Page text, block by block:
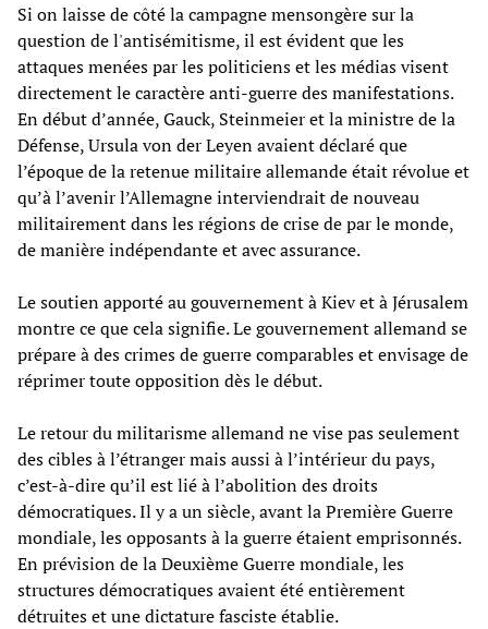
Si on laisse de côté la campagne mensongère sur la
question de l'antisémitisme, il est évident que les
attaques menées par les politiciens et les médias visent
directement le caractère anti-guerre des manifestations.
En début d’année, Gauck, Steinmeier et la ministre de la
Défense, Ursula von der Leyen avaient déclaré que
l’époque de la retenue militaire allemande était révolue et
qu’à l’avenir l’Allemagne interviendrait de nouveau
militairement dans les régions de crise de par le monde,
de manière indépendante et avec assurance.
Le soutien apporté au gouvernement à Kiev et à Jérusalem
montre ce que cela signifie. Le gouvernement allemand se
prépare à des crimes de guerre comparables et envisage de
réprimer toute opposition dès le début.
Le retour du militarisme allemand ne vise pas seulement
des cibles à l’étranger mais aussi à l’intérieur du pays,
c’est-à-dire qu’il est lié à l’abolition des droits
démocratiques. Il y a un siècle, avant la Première Guerre
mondiale, les opposants à la guerre étaient emprisonnés.
En prévision de la Deuxième Guerre mondiale, les
structures démocratiques avaient été entièrement
détruites et une dictature fasciste établie.